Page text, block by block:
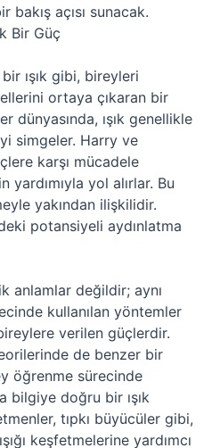
açısı sunacak.
Bir Güç
ışık gibi, bireyleri
ortaya çıkaran bir
dünyasında, ışık genellikle
simgeler. Harry ve
karşı mücadele
yardımıyla yol alırlar. Bu
yakından ilişkilidir.
potansiyeli aydınlatma
anlamlar değildir; aynı
kullanılan yöntemler
verilen güçlerdir.
de benzer bir
öğrenme sürecinde
bilgiye doğru bir ışık
tıpkı büyücüler gibi,
keşfetmelerine yardımcı